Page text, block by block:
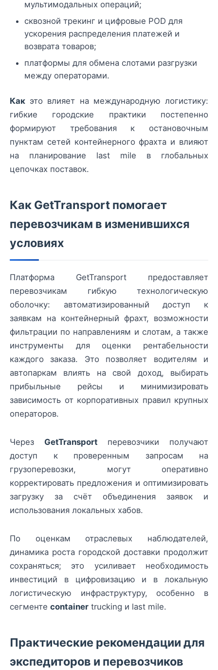
мультимодальных операций;
сквозной трекинг и цифровые POD для
ускорения распределения платежей и
возврата товаров;
платформы для обмена слотами разгрузки
между операторами.
Как это влияет на международную логистику:
гибкие городские практики постепенно
формируют требования к остановочным
пунктам сетей контейнерного фрахта и влияют
на планирование last mile в глобальных
цепочках поставок.
Как GetTransport помогает
перевозчикам в изменившихся
условиях
Платформа GetTransport предоставляет
перевозчикам гибкую технологическую
оболочку: автоматизированный доступ к
заявкам на контейнерный фрахт, возможности
фильтрации по направлениям и слотам, а также
инструменты для оценки рентабельности
каждого заказа. Это позволяет водителям и
автопаркам влиять на свой доход, выбирать
прибыльные рейсы и минимизировать
зависимость от корпоративных правил крупных
операторов.
Через GetTransport перевозчики получают
доступ к проверенным запросам на
грузоперевозки, могут оперативно
корректировать предложения и оптимизировать
загрузку за счёт объединения заявок и
использования локальных хабов.
По оценкам отраслевых наблюдателей,
динамика роста городской доставки продолжит
сохраняться; это усиливает необходимость
инвестиций в цифровизацию и в локальную
логистическую инфраструктуру, особенно в
сегменте container trucking и last mile.
Практические рекомендации для
экспедиторов и перевозчиков